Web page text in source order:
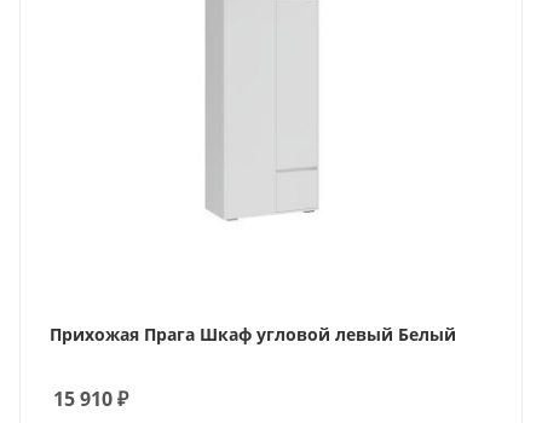
Прихожая Прага Шкаф угловой левый Белый
15 910₽